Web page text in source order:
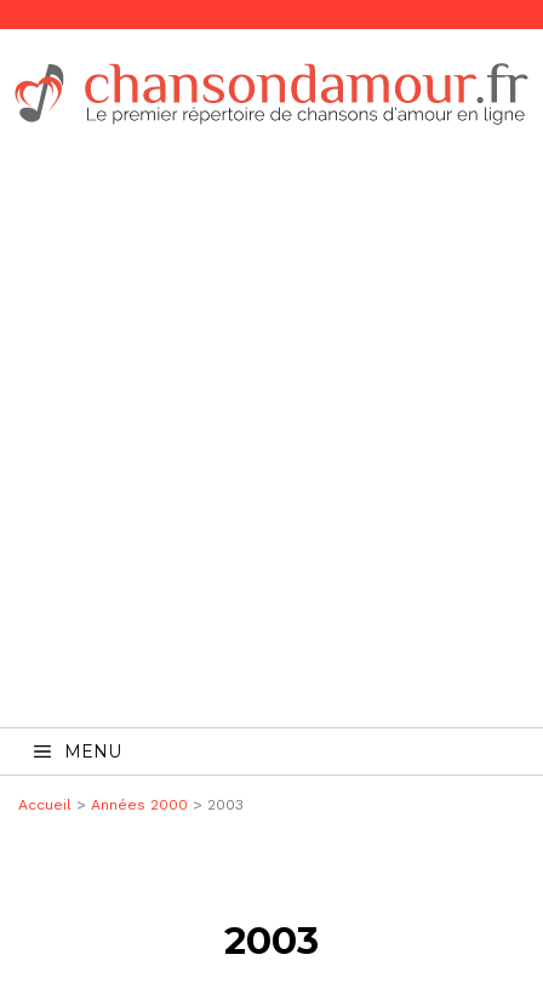
MENU
Accueil > Années 2000 > 2003
2003